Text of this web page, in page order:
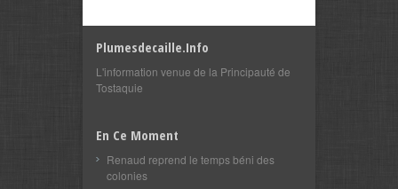
Plumesdecaille.info
L'information venue de la Principauté de
Tostaquie
En Ce Moment
Renaud reprend le temps béni des
colonies